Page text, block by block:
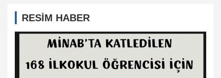
RESİM HABER